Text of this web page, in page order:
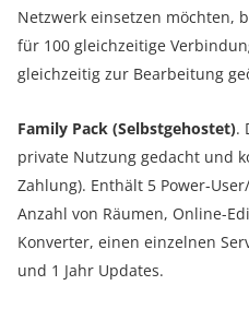
Netzwerk einsetzen möchten,
für 100 gleichzeitige
gleichzeitig zur Bearbeitung
Family Pack (Selbstgehostet).
private Nutzung gedacht und
Zahlung). Enthält 5 Power-
Anzahl von Räumen, Online-
Konverter, einen einzelnen
und 1 Jahr Updates.